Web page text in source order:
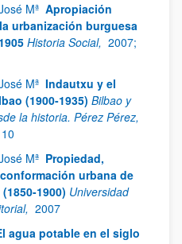
Mª Apropiación
urbanización burguesa
Historia Social, 2007;
Mª Indautxu y el
(1900-1935) Bilbao y
la historia. Pérez Pérez,
Mª Propiedad,
urbana de
1900) Universidad
2007
agua potable en el siglo